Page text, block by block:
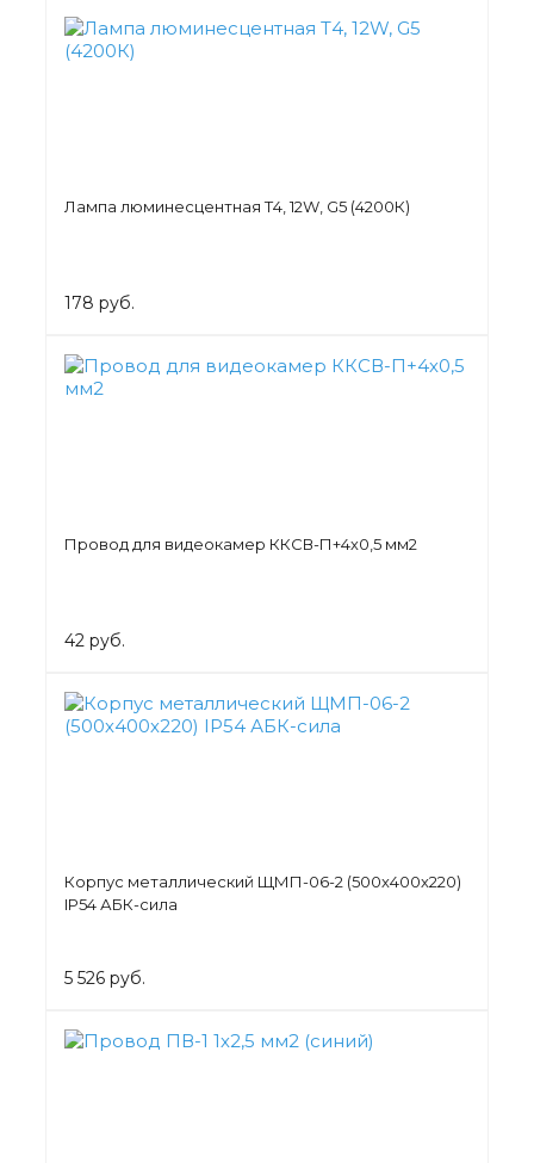
Лампа люминесцентная Т4, 12W, G5 (4200К)
178 руб.
Провод для видеокамер ККСВ-П+4х0,5 мм2
42 руб.
Корпус металлический ЩМП-06-2 (500х400х220)
IP54 АБК-сила
5 526 руб.